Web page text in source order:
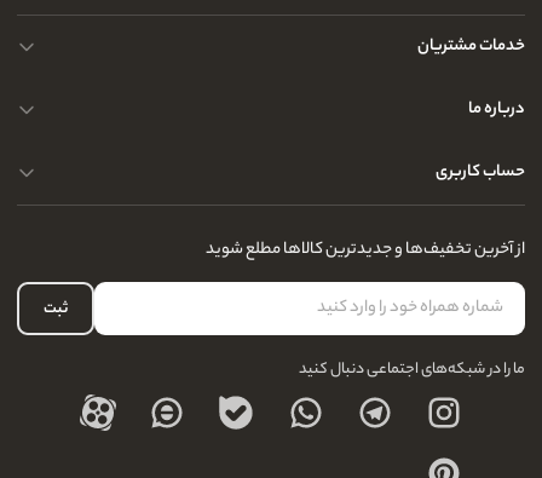
خدمات مشتریان
حریم خصوصی کاربران
تماس با ما
درباره ما
سوالات متداول
آدرس فروشگاه
نحوه ارسال کالا
نحوه بازگشت کالا
درباره ما
حساب کاربری
لیست علاقه‌مندی
حساب کاربری
از آخرین تخفیف‌ها و جدیدترین کالاها مطلع شوید
ثبت
ما را در شبکه‌های اجتماعی دنبال کنید